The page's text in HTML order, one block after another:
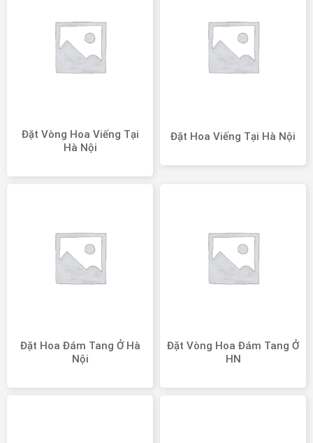
Đặt Vòng Hoa Viếng Tại
Hà Nội
Đặt Hoa Viếng Tại Hà Nội
Đặt Hoa Đám Tang Ở Hà
Nội
Đặt Vòng Hoa Đám Tang Ở
HN